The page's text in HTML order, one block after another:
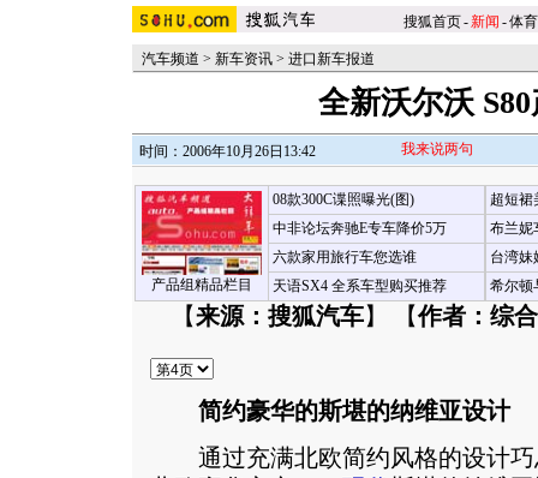
搜狐首页-新闻 -体育
汽车频道 > 新车资讯 > 进口新车报道
全新沃尔沃
时间：2006年10月26日13:42 我来说两句
产品组精品栏目
08款300C谍照曝光(图)
中非论坛奔驰E专车降价5万
六款家用旅行车您选谁
天语SX4 全系车型购买推荐
超短裙
布兰妮
台湾妹
希尔顿
【来源：搜狐汽车】 【作者：综
简约豪华的斯堪的纳维亚设计
通过充满北欧简约风格的设计巧